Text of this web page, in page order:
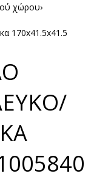
χώρου›
170x41.5x41.5